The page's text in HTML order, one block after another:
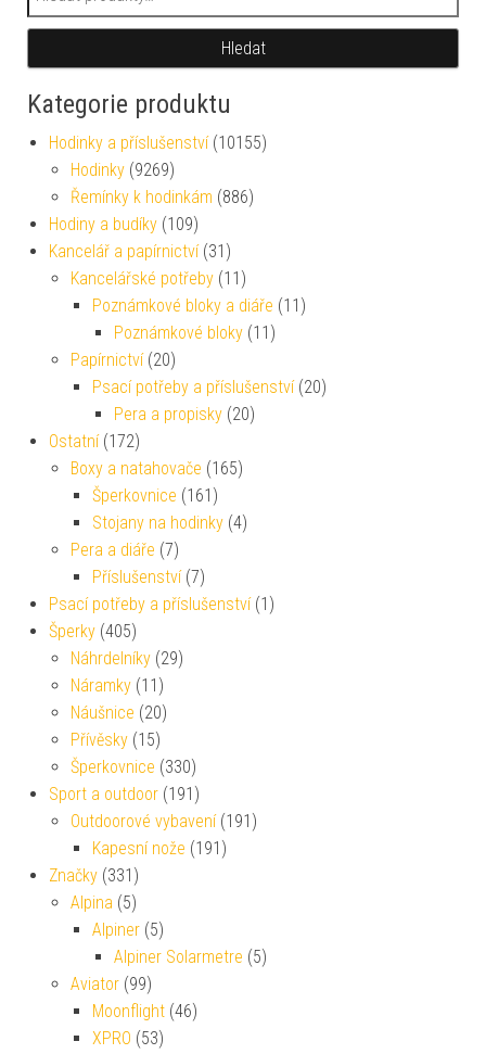
Hledat
Kategorie produktu
Hodinky a příslušenství (10155)
Hodinky (9269)
Řemínky k hodinkám (886)
Hodiny a budíky (109)
Kancelář a papírnictví (31)
Kancelářské potřeby (11)
Poznámkové bloky a diáře (11)
Poznámkové bloky (11)
Papírnictví (20)
Psací potřeby a příslušenství (20)
Pera a propisky (20)
Ostatní (172)
Boxy a natahovače (165)
Šperkovnice (161)
Stojany na hodinky (4)
Pera a diáře (7)
Příslušenství (7)
Psací potřeby a příslušenství (1)
Šperky (405)
Náhrdelníky (29)
Náramky (11)
Náušnice (20)
Přívěsky (15)
Šperkovnice (330)
Sport a outdoor (191)
Outdoorové vybavení (191)
Kapesní nože (191)
Značky (331)
Alpina (5)
Alpiner (5)
Alpiner Solarmetre (5)
Aviator (99)
Moonflight (46)
XPRO (53)